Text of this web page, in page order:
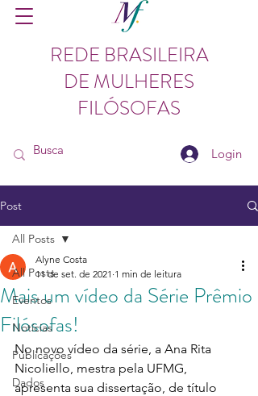
REDE BRASILEIRA
DE MULHERES
FILÓSOFAS
Login
Post
All Posts
Eventos
Notícias
Publicações
Dados
All Posts
Mais um vídeo da Série Prêmio
Filósofas!
Alyne Costa
11 de set. de 2021 1 min de leitura
No novo vídeo da série, a Ana Rita
Nicoliello, mestra pela UFMG,
apresenta sua dissertação, de título